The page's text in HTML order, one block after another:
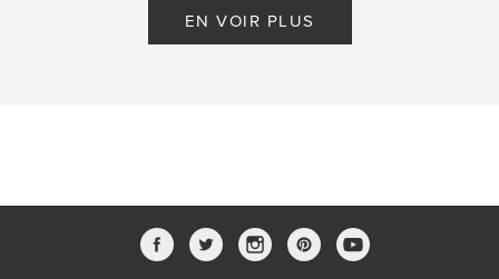
EN VOIR PLUS